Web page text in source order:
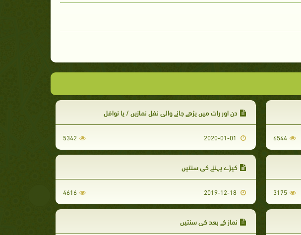
6544
دن اور رات میں پڑھے جانے والی نفل نمازیں / یا نوافل
5342
3175
کپڑے پہننے کی سنتیں
2019-12-18
4616
نماز کے بعد کی سنتیں